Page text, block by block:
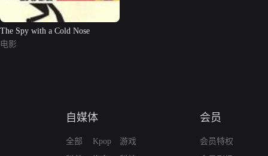
The Spy with a Cold Nose
电影
自媒体
全部
Kpop
游戏
会员
会员特权